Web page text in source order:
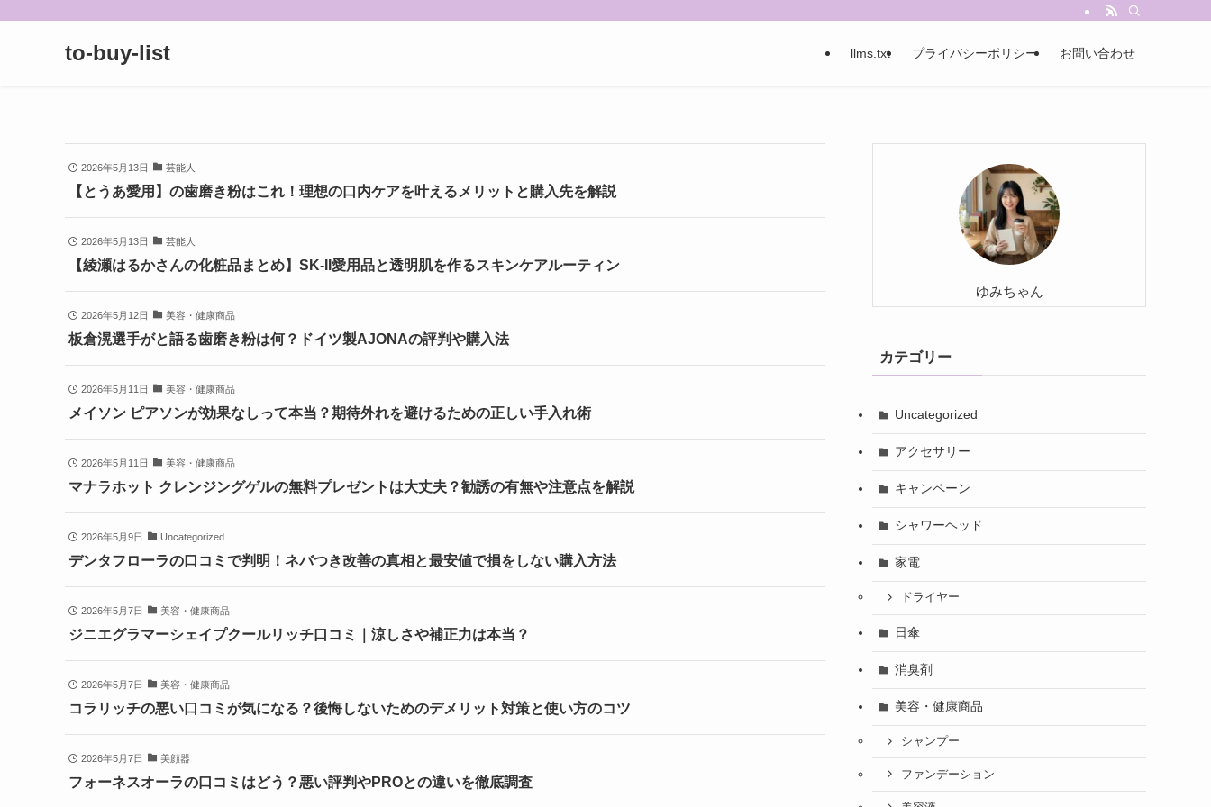
to-buy-list llms.txt プライバシーポリシー お問い合わせ
2026年5月13日 芸能人
【とうあ愛用】の歯磨き粉はこれ！理想の口内ケアを叶えるメリットと購入先を解説
2026年5月13日 芸能人
【綾瀬はるかさんの化粧品まとめ】SK-II愛用品と透明肌を作るスキンケアルーティン
2026年5月12日 美容・健康商品
板倉滉選手がと語る歯磨き粉は何？ドイツ製AJONAの評判や購入法
2026年5月11日 美容・健康商品
メイソン ピアソンが効果なしって本当？期待外れを避けるための正しい手入れ術
2026年5月11日 美容・健康商品
マナラホット クレンジングゲルの無料プレゼントは大丈夫？勧誘の有無や注意点を解説
2026年5月9日 Uncategorized
デンタフローラの口コミで判明！ネバつき改善の真相と最安値で損をしない購入方法
2026年5月7日 美容・健康商品
ジニエグラマーシェイプクールリッチ口コミ｜涼しさや補正力は本当？
2026年5月7日 美容・健康商品
コラリッチの悪い口コミが気になる？後悔しないためのデメリット対策と使い方のコツ
2026年5月7日 美顔器
フォーネスオーラの口コミはどう？悪い評判やPROとの違いを徹底調査
ゆみちゃん
カテゴリー
Uncategorized
アクセサリー
キャンペーン
シャワーヘッド
家電
ドライヤー
日傘
消臭剤
美容・健康商品
シャンプー
ファンデーション